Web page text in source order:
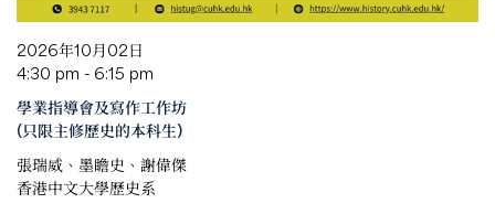
2026年10月02日
4:30 pm - 6:15 pm
學業指導會及寫作工作坊
(只限主修歷史的本科生)
張瑞威、墨瞻史、謝偉傑
香港中文大學歷史系